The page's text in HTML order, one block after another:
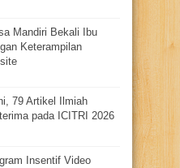
Mandiri Bekali Ibu
Keterampilan
79 Artikel Ilmiah
pada ICITRI 2026
Insentif Video